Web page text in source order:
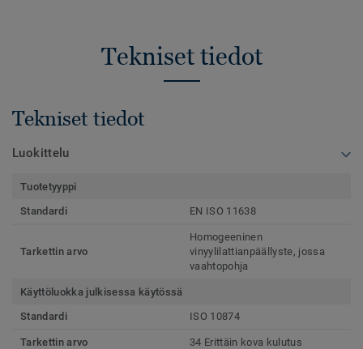
Tekniset tiedot
Tekniset tiedot
Luokittelu
Tuotetyyppi
Standardi
EN ISO 11638
Tarkettin arvo
Homogeeninen
vinyylilattianpäällyste, jossa
vaahtopohja
Käyttöluokka julkisessa käytössä
Standardi
ISO 10874
Tarkettin arvo 34 Erittäin kova kulutus